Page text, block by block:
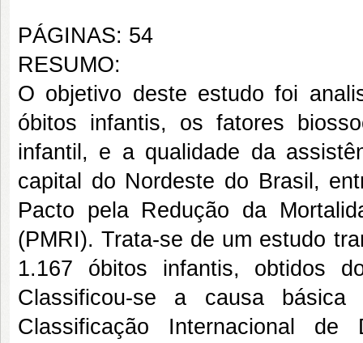
PÁGINAS: 54
RESUMO:
O objetivo deste estudo foi
óbitos infantis, os fatores
infantil, e a qualidade da
capital do Nordeste do Brasil,
Pacto pela Redução da
(PMRI). Trata-se de um estudo
1.167 óbitos infantis, obtidos
Classificou-se a causa
Classificação Internacional